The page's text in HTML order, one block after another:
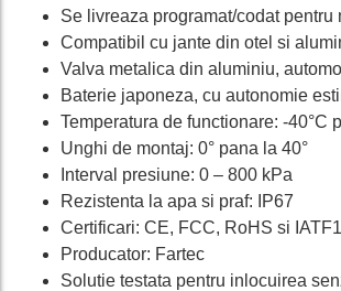
Se livreaza programat/codat pentru
Compatibil cu jante din otel si
Valva metalica din aluminiu,
Baterie japoneza, cu autonomie
Temperatura de functionare: -40°C
Unghi de montaj: 0° pana la 40°
Interval presiune: 0 – 800 kPa
Rezistenta la apa si praf: IP67
Certificari: CE, FCC, RoHS si
Producator: Fartec
Solutie testata pentru inlocuirea